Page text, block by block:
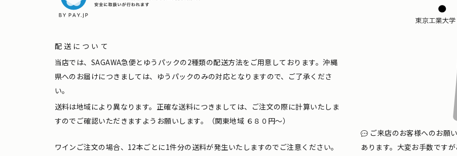
配送について
当店では、SAGAWA急便とゆうパックの2種類の配送方法をご用意しております。沖縄
県へのお届けにつきましては、ゆうパックのみの対応となりますので、ご了承くださ
い。
送料は地域により異なります。正確な送料につきましては、ご注文の際に計算いたしま
すのでご確認いただきますようお願いします。（関東地域 ６８０円〜）
ワインご注文の場合、12本ごとに1件分の送料が発生いたしますのでご注意ください。
ご来店のお客様へのお願
あります。大変お手数です